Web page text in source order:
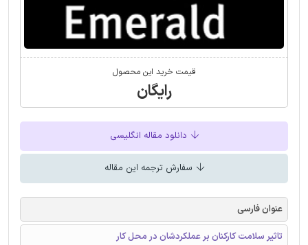
قیمت خرید این محصول
رایگان
دانلود مقاله انگلیسی
سفارش ترجمه این مقاله
عنوان فارسی
تاثیر سلامت کارکنان بر عملکردشان در محل کار